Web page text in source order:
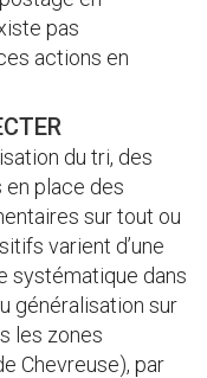
pas
actions en
du tri, des
place des
sur tout ou
varient d’une
systématique dans
généralisation sur
les zones
Chevreuse), par